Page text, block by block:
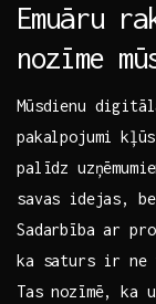
Emuāru
nozīme
Mūsdienu
pakalpojumi
palīdz
savas idejas,
Sadarbība ar
ka ​saturs ir
Tas nozīmē, ka